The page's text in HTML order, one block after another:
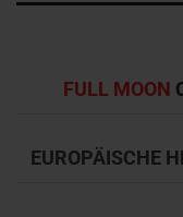
FULL MOON
EUROPÄISCHE